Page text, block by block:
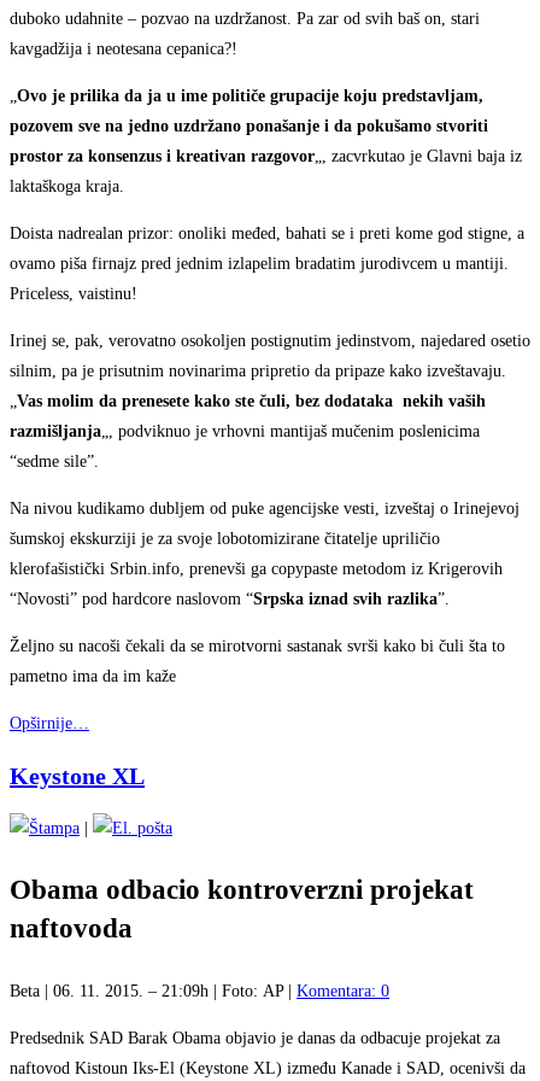
duboko udahnite – pozvao na uzdržanost. Pa zar od svih baš on, stari
kavgadžija i neotesana cepanica?!
„Ovo je prilika da ja u ime političe grupacije koju predstavljam,
pozovem sve na jedno uzdržano ponašanje i da pokušamo stvoriti
prostor za konsenzus i kreativan razgovor„, zacvrkutao je Glavni baja iz
laktaškoga kraja.
Doista nadrealan prizor: onoliki međed, bahati se i preti kome god stigne, a
ovamo piša firnajz pred jednim izlapelim bradatim jurodivcem u mantiji.
Priceless, vaistinu!
Irinej se, pak, verovatno osokoljen postignutim jedinstvom, najedared osetio
silnim, pa je prisutnim novinarima pripretio da pripaze kako izveštavaju.
„Vas molim da prenesete kako ste čuli, bez dodataka nekih vaših
razmišljanja„, podviknuo je vrhovni mantijaš mučenim poslenicima
“sedme sile”.
Na nivou kudikamo dubljem od puke agencijske vesti, izveštaj o Irinejevoj
šumskoj ekskurziji je za svoje lobotomizirane čitatelje upriličio
klerofašistički Srbin.info, prenevši ga copypaste metodom iz Krigerovih
“Novosti” pod hardcore naslovom “Srpska iznad svih razlika”.
Željno su nacoši čekali da se mirotvorni sastanak svrši kako bi čuli šta to
pametno ima da im kaže
Opširnije…
Keystone XL
|
Obama odbacio kontroverzni projekat
naftovoda
Beta | 06. 11. 2015. – 21:09h | Foto: AP | Komentara: 0
Predsednik SAD Barak Obama objavio je danas da odbacuje projekat za
naftovod Kistoun Iks-El (Keystone XL) između Kanade i SAD, ocenivši da